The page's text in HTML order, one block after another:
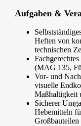
Aufgaben &
Heften von
technischen
(MAG 135,
Vor- und
visuelle
Maßhaltigkeit
Sicherer
Hebemitteln
Großbauteilen